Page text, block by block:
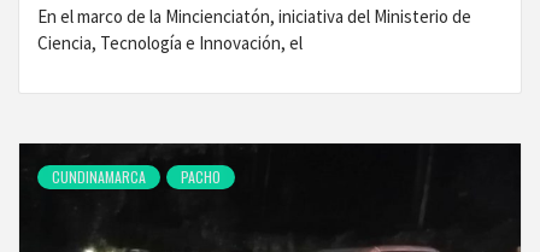
En el marco de la Mincienciatón, iniciativa del Ministerio de
Ciencia, Tecnología e Innovación, el
CUNDINAMARCA PACHO